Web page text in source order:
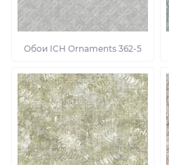
Обои ІСН Ornaments 362-5